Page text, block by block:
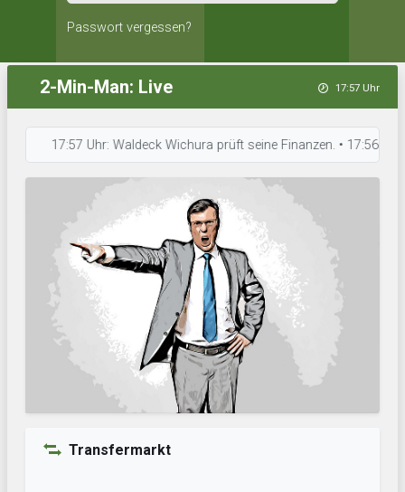
Passwort vergessen?
2-Min-Man: Live 17:57 Uhr
17:57 Uhr: Waldeck Wichura prüft seine Finanzen. • 17:56 Uhr:
Transfermarkt